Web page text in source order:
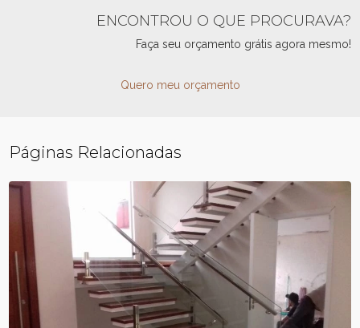
ENCONTROU O QUE PROCURAVA?
Faça seu orçamento grátis agora mesmo!
Quero meu orçamento
Páginas Relacionadas